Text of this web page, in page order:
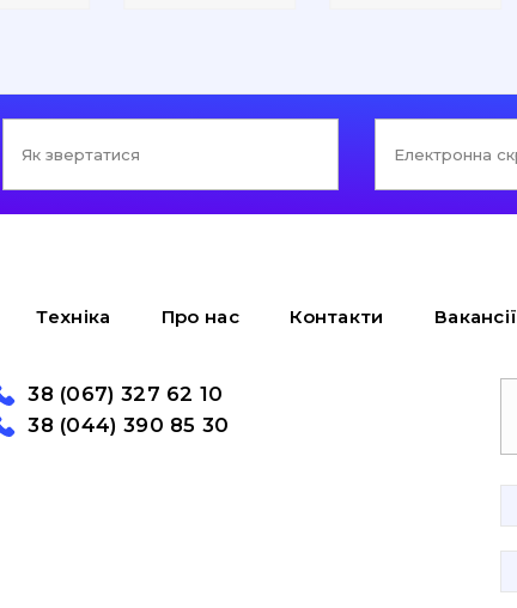
Техніка Про нас Контакти Вакансії
38 (067) 327 62 10
38 (044) 390 85 30